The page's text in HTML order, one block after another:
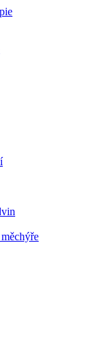
vás. Zvolte
se do naší